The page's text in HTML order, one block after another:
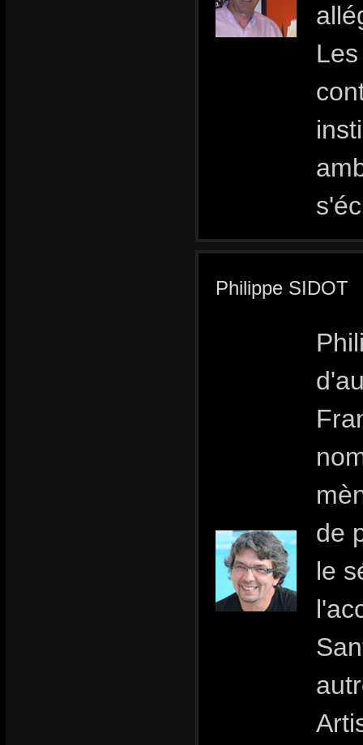
Philippe SIDOT
de
le